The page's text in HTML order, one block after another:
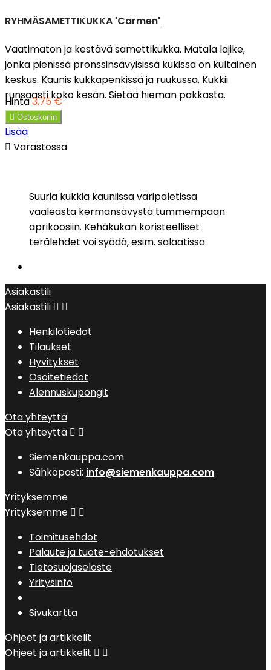
RYHMÄSAMETTIKUKKA 'Carmen'
Vaatimaton ja kestävä samettikukka. Matala lajike,
jonka pienissä pronssinsävyisissä kukissa on kultainen
keskus. Kaunis kukkapenkissä ja ruukussa. Kukkii
runsaasti koko kesän. Sietää hieman pakkasta.
Hinta3,75 €
 Ostoskoriin
Lisää
 Varastossa
Suuria kukkia kauniissa väripaletissa
vaaleasta kermansävystä tummempaan
aprikoosiin. Kehäkukan koristeelliset
terälehdet voi syödä, esim. salaatissa.
Asiakastili
Asiakastili  
Henkilötiedot
Tilaukset
Hyvitykset
Osoitetiedot
Alennuskupongit
Ota yhteyttä
Ota yhteyttä  
Siemenkauppa.com
Sähköposti: info@siemenkauppa.com
Yrityksemme
Yrityksemme  
Toimitusehdot
Palaute ja tuote-ehdotukset
Tietosuojaseloste
Yritysinfo
Sivukartta
Ohjeet ja artikkelit
Ohjeet ja artikkelit  